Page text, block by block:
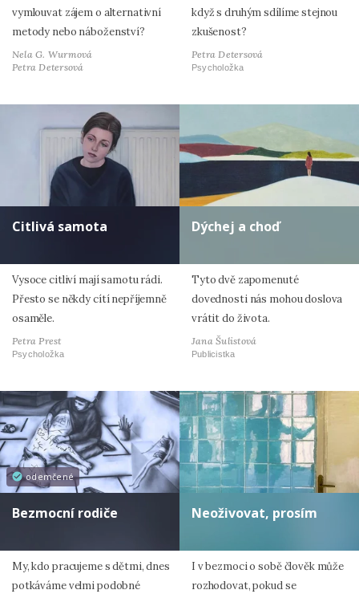
vymlouvat zájem o alternativní
metody nebo náboženství?
Nela G. Wurmová
Petra Detersová
když s druhým sdílíme stejnou
zkušenost?
Petra Detersová
Psycholožka
Citlivá samota
Vysoce citliví mají samotu rádi.
Přesto se někdy cítí nepříjemně
osaměle.
Petra Prest
Psycholožka
Dýchej a choď
Tyto dvě zapomenuté
dovednosti nás mohou doslova
vrátit do života.
Jana Šulistová
Publicistka
odemčené
Bezmocní rodiče
My, kdo pracujeme s dětmi, dnes
potkáváme velmi podobné
Neoživovat, prosím
I v bezmoci o sobě člověk může
rozhodovat, pokud se